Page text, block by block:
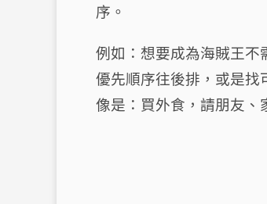
序。
例如：想要成為海賊王不
優先順序往後排，或是找
像是：買外食，請朋友、